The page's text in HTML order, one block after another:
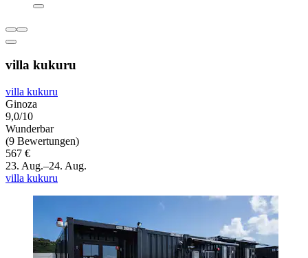
villa kukuru
villa kukuru
Ginoza
9,0/10
Wunderbar
(9 Bewertungen)
567 €
23. Aug.–24. Aug.
villa kukuru